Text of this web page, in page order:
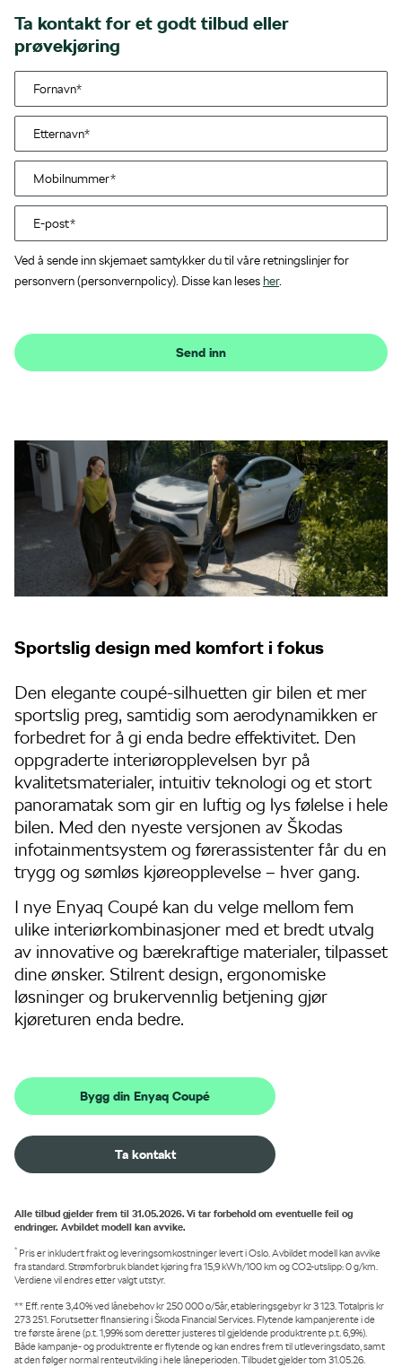
Ta kontakt for et godt tilbud eller
prøvekjøring
Ved å sende inn skjemaet samtykker du til våre retningslinjer for
personvern (personvernpolicy). Disse kan leses her.
Send inn
Sportslig design med komfort i fokus
Den elegante coupé-silhuetten gir bilen et mer
sportslig preg, samtidig som aerodynamikken er
forbedret for å gi enda bedre effektivitet. Den
oppgraderte interiøropplevelsen byr på
kvalitetsmaterialer, intuitiv teknologi og et stort
panoramatak som gir en luftig og lys følelse i hele
bilen. Med den nyeste versjonen av Škodas
infotainmentsystem og førerassistenter får du en
trygg og sømløs kjøreopplevelse – hver gang.
I nye Enyaq Coupé kan du velge mellom fem
ulike interiørkombinasjoner med et bredt utvalg
av innovative og bærekraftige materialer, tilpasset
dine ønsker. Stilrent design, ergonomiske
løsninger og brukervennlig betjening gjør
kjøreturen enda bedre.
Bygg din Enyaq Coupé
Ta kontakt
Alle tilbud gjelder frem til 31.05.2026. Vi tar forbehold om eventuelle feil og
endringer. Avbildet modell kan avvike.
* Pris er inkludert frakt og leveringsomkostninger levert i Oslo. Avbildet modell kan avvike
fra standard. Strømforbruk blandet kjøring fra 15,9 kWh/100 km og CO2-utslipp: 0 g/km.
Verdiene vil endres etter valgt utstyr.
** Eff. rente 3,40% ved lånebehov kr 250 000 o/5år, etableringsgebyr kr 3 123. Totalpris kr
273 251. Forutsetter finansiering i Škoda Financial Services. Flytende kampanjerente i de
tre første årene (p.t. 1,99% som deretter justeres til gjeldende produktrente p.t. 6,9%).
Både kampanje- og produktrente er flytende og kan endres frem til utleveringsdato, samt
at den følger normal renteutvikling i hele låneperioden. Tilbudet gjelder tom 31.05.26.